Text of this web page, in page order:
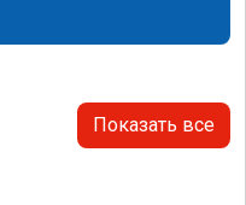
Показать все